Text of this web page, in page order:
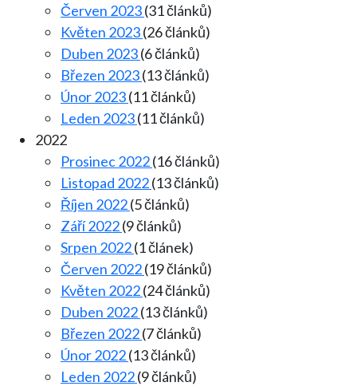
Červen 2023(31 článků)
Květen 2023(26 článků)
Duben 2023(6 článků)
Březen 2023(13 článků)
Únor 2023(11 článků)
Leden 2023(11 článků)
2022
Prosinec 2022(16 článků)
Listopad 2022(13 článků)
Říjen 2022(5 článků)
Září 2022(9 článků)
Srpen 2022(1 článek)
Červen 2022(19 článků)
Květen 2022(24 článků)
Duben 2022(13 článků)
Březen 2022(7 článků)
Únor 2022(13 článků)
Leden 2022(9 článků)